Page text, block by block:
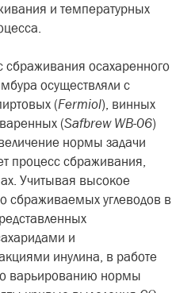
и температурных
осахаренного
осуществляли с
(Fermiol), винных
(Safbrew WB-06)
нормы задачи
процесс сбраживания,
Учитывая высокое
сбраживаемых углеводов в
и
инулина, в работе
варьированию нормы